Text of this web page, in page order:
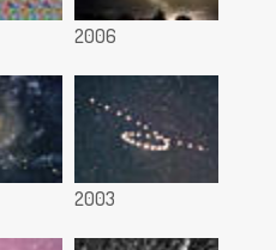
2006
2003